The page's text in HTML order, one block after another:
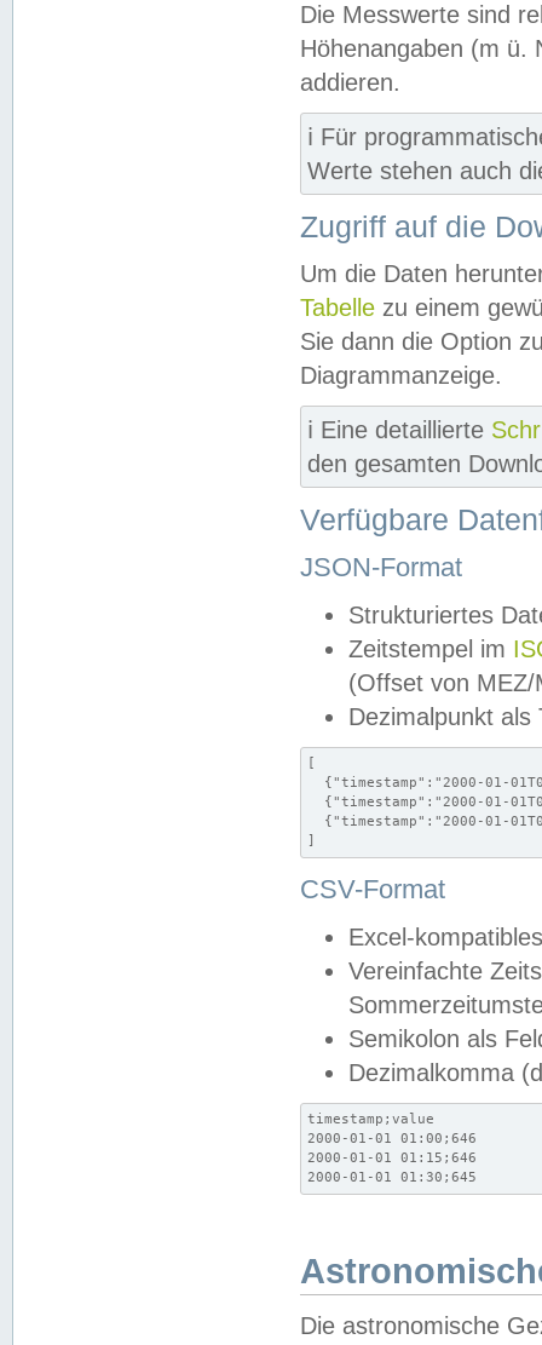
Die Messwerte sind
Höhenangaben (m ü.
addieren.
ℹ️ Für
Werte stehen auch
Zugriff auf die
Um die Daten
Tabelle zu einem
Sie dann die Option
Diagrammanzeige.
ℹ️ Eine detaillierte
den gesamten
Verfügbare
JSON-Format
Strukturiertes
Zeitstempel im
(Offset von MEZ/
Dezimalpunkt als
[
{"timestamp":"2000-01-
{"timestamp":"2000-01-
{"timestamp":"2000-01-
]
CSV-Format
Excel-
Vereinfachte
Semikolon als
Dezimalkomma
timestamp;value
2000-01-01 01:00;646
2000-01-01 01:15;646
2000-01-01 01:30;645
Die astronomische